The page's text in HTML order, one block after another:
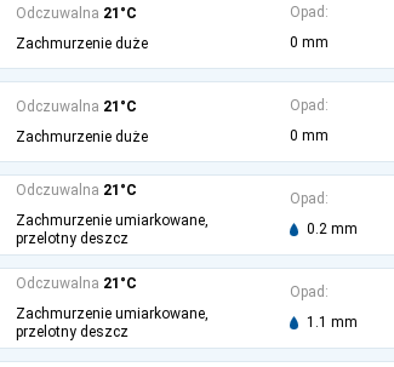
Odczuwalna 21°C
Zachmurzenie duże
Opad:
0 mm
Odczuwalna 21°C
Zachmurzenie duże
Opad:
0 mm
Odczuwalna 21°C
Zachmurzenie umiarkowane,
przelotny deszcz
Opad:
0.2 mm
Odczuwalna 21°C
Zachmurzenie umiarkowane,
przelotny deszcz
Opad:
1.1 mm